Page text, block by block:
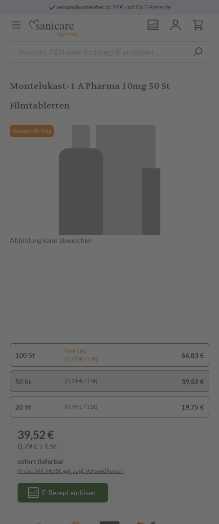
versandkostenfreiab 29 € und für E-Rezepte
Montelukast-1 A Pharma 10mg 50 St
Filmtabletten
Rezeptpflichtig
Abbildung kann abweichen
100 St
Spartipp
(0,67 € / 1 St)
66,83 €
50 St (0,79 € / 1 St) 39,52 €
20 St (0,99 € / 1 St) 19,75 €
39,52 €
0,79 € / 1 St
sofort lieferbar
Preise inkl. MwSt. ggf. zzgl. Versandkosten
E-Rezept einlösen